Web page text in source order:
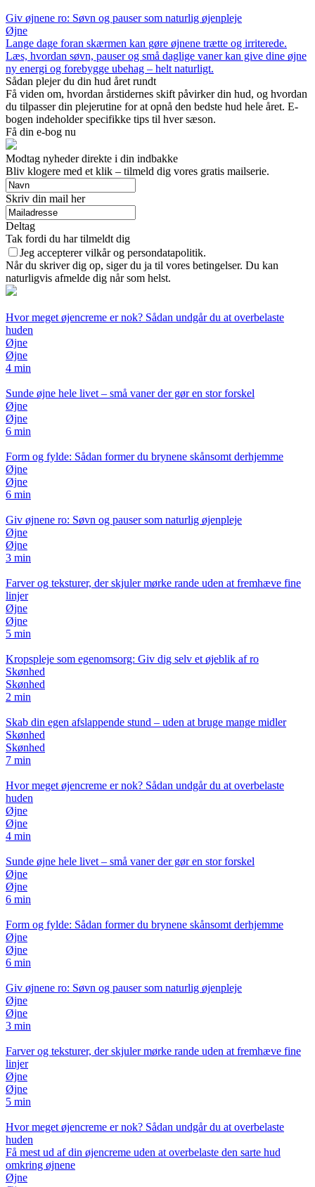
Giv øjnene ro: Søvn og pauser som naturlig øjenpleje
Øjne
Lange dage foran skærmen kan gøre øjnene trætte og irriterede.
Læs, hvordan søvn, pauser og små daglige vaner kan give dine øjne
ny energi og forebygge ubehag – helt naturligt.
Sådan plejer du din hud året rundt
Få viden om, hvordan årstidernes skift påvirker din hud, og hvordan
du tilpasser din plejerutine for at opnå den bedste hud hele året. E-
bogen indeholder specifikke tips til hver sæson.
Få din e-bog nu
Modtag nyheder direkte i din indbakke
Bliv klogere med et klik – tilmeld dig vores gratis mailserie.
Skriv din mail her
Deltag
Tak fordi du har tilmeldt dig
Jeg accepterer vilkår og persondatapolitik.
Når du skriver dig op, siger du ja til vores betingelser. Du kan
naturligvis afmelde dig når som helst.
Hvor meget øjencreme er nok? Sådan undgår du at overbelaste
huden
Øjne
Øjne
4 min
Sunde øjne hele livet – små vaner der gør en stor forskel
Øjne
Øjne
6 min
Form og fylde: Sådan former du brynene skånsomt derhjemme
Øjne
Øjne
6 min
Giv øjnene ro: Søvn og pauser som naturlig øjenpleje
Øjne
Øjne
3 min
Farver og teksturer, der skjuler mørke rande uden at fremhæve fine
linjer
Øjne
Øjne
5 min
Kropspleje som egenomsorg: Giv dig selv et øjeblik af ro
Skønhed
Skønhed
2 min
Skab din egen afslappende stund – uden at bruge mange midler
Skønhed
Skønhed
7 min
Hvor meget øjencreme er nok? Sådan undgår du at overbelaste
huden
Øjne
Øjne
4 min
Sunde øjne hele livet – små vaner der gør en stor forskel
Øjne
Øjne
6 min
Form og fylde: Sådan former du brynene skånsomt derhjemme
Øjne
Øjne
6 min
Giv øjnene ro: Søvn og pauser som naturlig øjenpleje
Øjne
Øjne
3 min
Farver og teksturer, der skjuler mørke rande uden at fremhæve fine
linjer
Øjne
Øjne
5 min
Hvor meget øjencreme er nok? Sådan undgår du at overbelaste
huden
Få mest ud af din øjencreme uden at overbelaste den sarte hud
omkring øjnene
Øjne